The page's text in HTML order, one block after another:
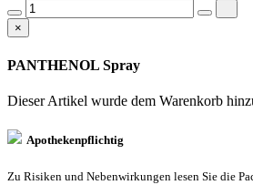
×
PANTHENOL Spray
Dieser Artikel wurde dem Warenkorb
Apothekenpflichtig
Zu Risiken und Nebenwirkungen lesen Sie die